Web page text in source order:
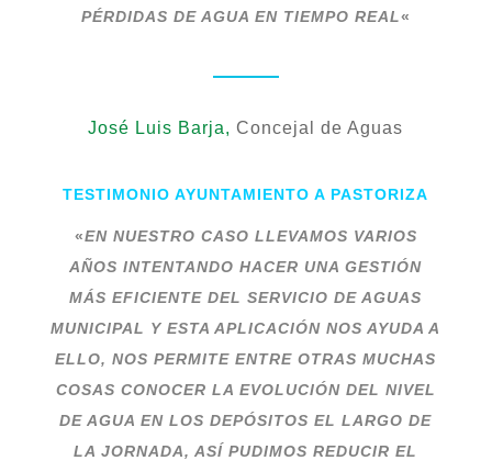
PÉRDIDAS DE AGUA EN TIEMPO REAL«
José Luis Barja,Concejal de Aguas
TESTIMONIO AYUNTAMIENTO A PASTORIZA
«EN NUESTRO CASO LLEVAMOS VARIOS
AÑOS INTENTANDO HACER UNA GESTIÓN
MÁS EFICIENTE DEL SERVICIO DE AGUAS
MUNICIPAL Y ESTA APLICACIÓN NOS AYUDA A
ELLO, NOS PERMITE ENTRE OTRAS MUCHAS
COSAS CONOCER LA EVOLUCIÓN DEL NIVEL
DE AGUA EN LOS DEPÓSITOS EL LARGO DE
LA JORNADA, ASÍ PUDIMOS REDUCIR EL